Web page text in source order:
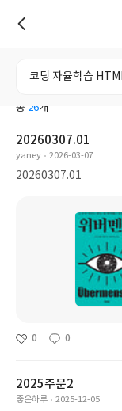
도서
총 26개
20260307.01
yaney 2026-03-07
20260307.01
0 0
2025주문2
좋은하루 2025-12-05